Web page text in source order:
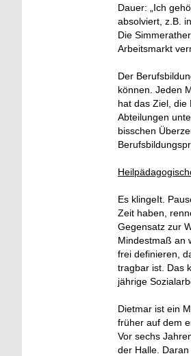
Dauer: „Ich
absolviert, z.B.
Die
Arbeitsmarkt
Der
können. Jeden
hat das Ziel, die
Abteilungen
bisschen
Es klingeIt.
Zeit haben,
Gegensatz zur
Mindestmaß an
frei definieren,
tragbar ist. Das
jährige
Dietmar ist ein
früher auf dem
Vor sechs
der Halle.